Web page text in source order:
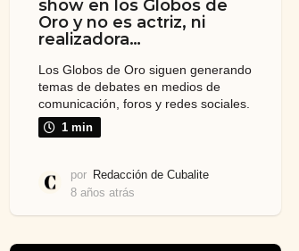
show en los Globos de
Oro y no es actriz, ni
realizadora…
Los Globos de Oro siguen generando
temas de debates en medios de
comunicación, foros y redes sociales.
1 min
por Redacción de Cubalite
8 años atrás
o